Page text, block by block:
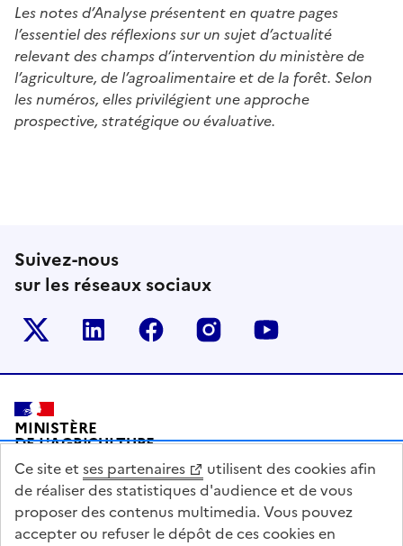
Les notes d’Analyse présentent en quatre pages
l’essentiel des réflexions sur un sujet d’actualité
relevant des champs d’intervention du ministère de
l’agriculture, de l’agroalimentaire et de la forêt. Selon
les numéros, elles privilégient une approche
prospective, stratégique ou évaluative.
Suivez-nous
sur les réseaux sociaux
Le ministère sur Twitter
Le ministère sur LinkedIn
Le ministère sur Facebook
Le ministère sur
Pied de page
MINISTÈRE
DE L'AGRICULTURE
DE L'AGRO-ALIMENTAIRE
ET DE LA SOUVERAINETÉ
ALIMENTAIRE
Ce site et ses partenaires
utilisent des cookies afin
de réaliser des statistiques d'audience et de vous
proposer des contenus multimedia. Vous pouvez
accepter ou refuser le dépôt de ces cookies en